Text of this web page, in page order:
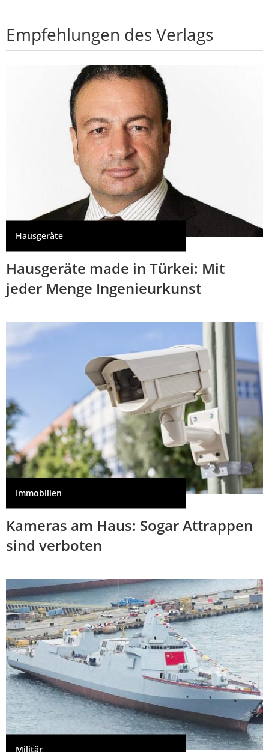
Empfehlungen des Verlags
Hausgeräte
Hausgeräte made in Türkei: Mit
jeder Menge Ingenieurkunst
Immobilien
Kameras am Haus: Sogar Attrappen
sind verboten
Militär